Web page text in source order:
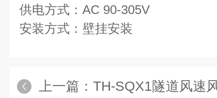
供电方式：AC 90-305V
安装方式：壁挂安装
上一篇： TH-SQX1隧道风速